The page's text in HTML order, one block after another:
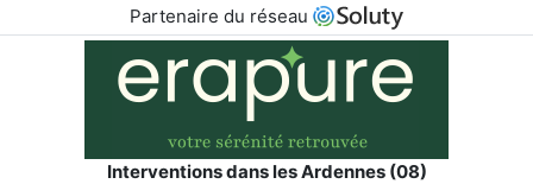
Partenaire du réseau
Interventions dans les Ardennes (08)